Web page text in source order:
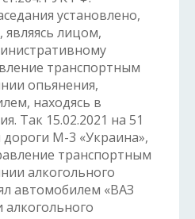
установлено,
лицом,
транспортным
опьянения,
находясь в
Так 15.02.2021 на 51
М-3 «Украина»,
транспортным
алкогольного
автомобилем «ВАЗ
алкогольного